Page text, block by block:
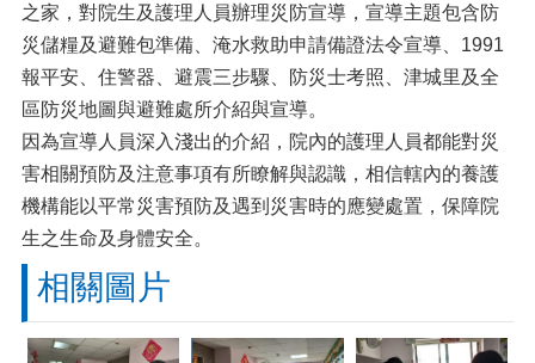
之家，對院生及護理人員辦理災防宣導，宣導主題包含防
災儲糧及避難包準備、淹水救助申請備證法令宣導、1991
報平安、住警器、避震三步驟、防災士考照、津城里及全
區防災地圖與避難處所介紹與宣導。
因為宣導人員深入淺出的介紹，院內的護理人員都能對災
害相關預防及注意事項有所瞭解與認識，相信轄內的養護
機構能以平常災害預防及遇到災害時的應變處置，保障院
生之生命及身體安全。
相關圖片